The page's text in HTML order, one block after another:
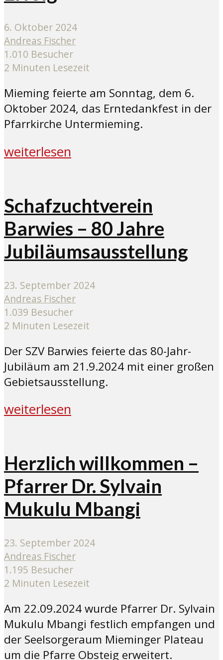
6. Oktober 2024
Andreas Fischer
1.010 Besucher
2 Minuten Lesezeit
Mieming feierte am Sonntag, dem 6.
Oktober 2024, das Erntedankfest in der
Pfarrkirche Untermieming.
weiterlesen
Schafzuchtverein
Barwies – 80 Jahre
Jubiläumsausstellung
23. September 2024
Andreas Fischer
1.039 Besucher
2 Minuten Lesezeit
Der SZV Barwies feierte das 80-Jahr-
Jubiläum am 21.9.2024 mit einer großen
Gebietsausstellung.
weiterlesen
Herzlich willkommen –
Pfarrer Dr. Sylvain
Mukulu Mbangi
23. September 2024
Andreas Fischer
1.195 Besucher
2 Minuten Lesezeit
Am 22.09.2024 wurde Pfarrer Dr. Sylvain
Mukulu Mbangi festlich empfangen und
der Seelsorgeraum Mieminger Plateau
um die Pfarre Obsteig erweitert.